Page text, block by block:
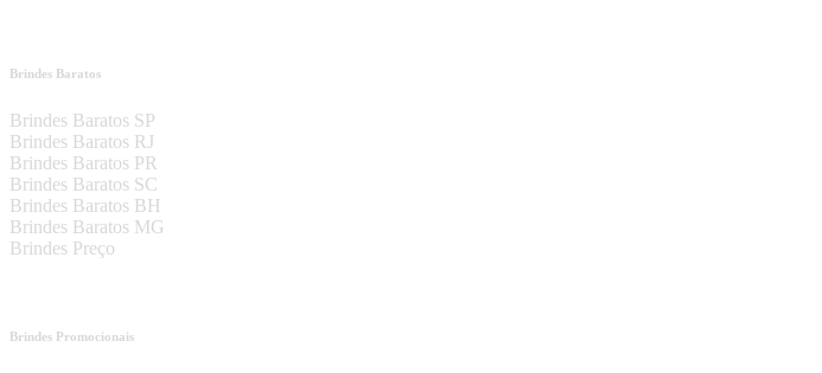
Brindes Baratos
Brindes Baratos SP
Brindes Baratos RJ
Brindes Baratos PR
Brindes Baratos SC
Brindes Baratos BH
Brindes Baratos MG
Brindes Preço
Brindes Promocionais